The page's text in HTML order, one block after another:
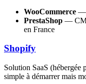
WooCommerce —
PrestaShop —
en France
Shopify
Solution SaaS (hébergée
simple à démarrer mais